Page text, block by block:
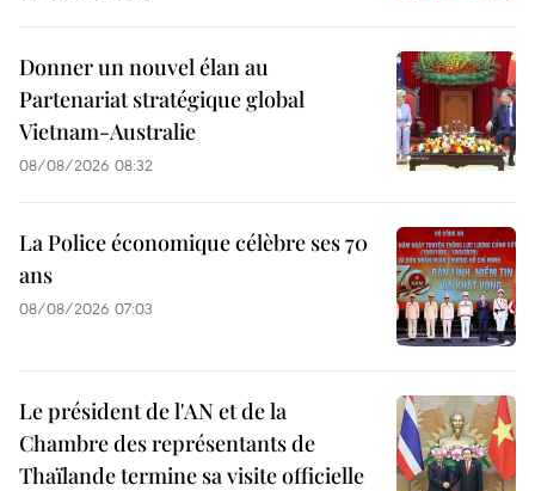
Donner un nouvel élan au
Partenariat stratégique global
Vietnam-Australie
08/08/2026 08:32
La Police économique célèbre ses 70
ans
08/08/2026 07:03
Le président de l'AN et de la
Chambre des représentants de
Thaïlande termine sa visite officielle